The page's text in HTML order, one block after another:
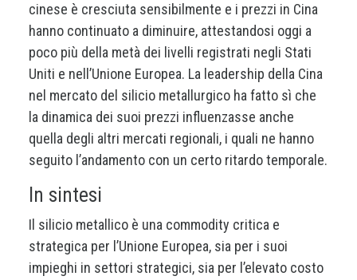
cinese è cresciuta sensibilmente e i prezzi in Cina
hanno continuato a diminuire, attestandosi oggi a
poco più della metà dei livelli registrati negli Stati
Uniti e nell’Unione Europea. La leadership della Cina
nel mercato del silicio metallurgico ha fatto sì che
la dinamica dei suoi prezzi influenzasse anche
quella degli altri mercati regionali, i quali ne hanno
seguito l’andamento con un certo ritardo temporale.
In sintesi
Il silicio metallico è una commodity critica e
strategica per l’Unione Europea, sia per i suoi
impieghi in settori strategici, sia per l’elevato costo